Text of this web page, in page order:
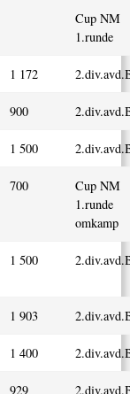
Cup NM
1.runde
1 172
900
1 500
700
Cup NM
1.runde
omkamp
1 500
1 903
1 400
929